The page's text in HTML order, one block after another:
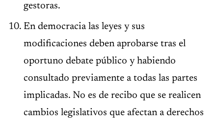
gestoras.
En democracia las leyes y sus
modificaciones deben aprobarse tras el
oportuno debate público y habiendo
consultado previamente a todas las partes
implicadas. No es de recibo que se realicen
cambios legislativos que afectan a derechos